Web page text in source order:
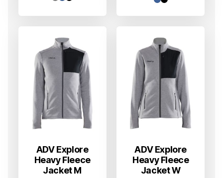
ADV Explore
Heavy Fleece
Jacket M
ADV Explore
Heavy Fleece
Jacket W